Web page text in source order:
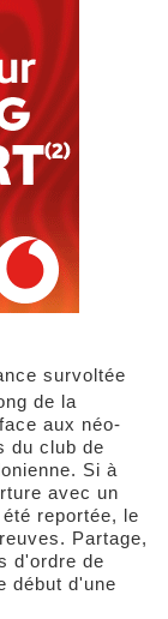
survoltée
de la
aux néo-
du club de
Si à
avec un
reportée, le
Partage,
d'ordre de
début d'une